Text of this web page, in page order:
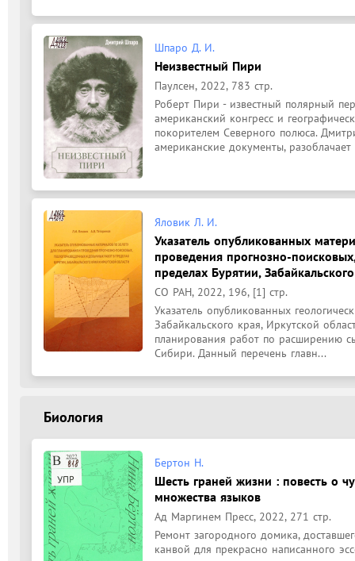
Шпаро Д. И.
Неизвестный Пири
Паулсен, 2022, 783 стр.
Роберт Пири - известный полярный
американский конгресс и
покорителем Северного полюса.
американские документы,
Яловик Л. И.
Указатель опубликованных
проведения прогнозно-
пределах Бурятии,
СО РАН, 2022, 196, [1] стр.
Указатель опубликованных
Забайкальского края, Иркутской
планирования работ по расширению
Сибири. Данный перечень главн...
Биология
Бертон Н.
Шесть граней жизни : повесть о
множества языков
Ад Маргинем Пресс, 2022, 271 стр.
Ремонт загородного домика,
канвой для прекрасно написанного